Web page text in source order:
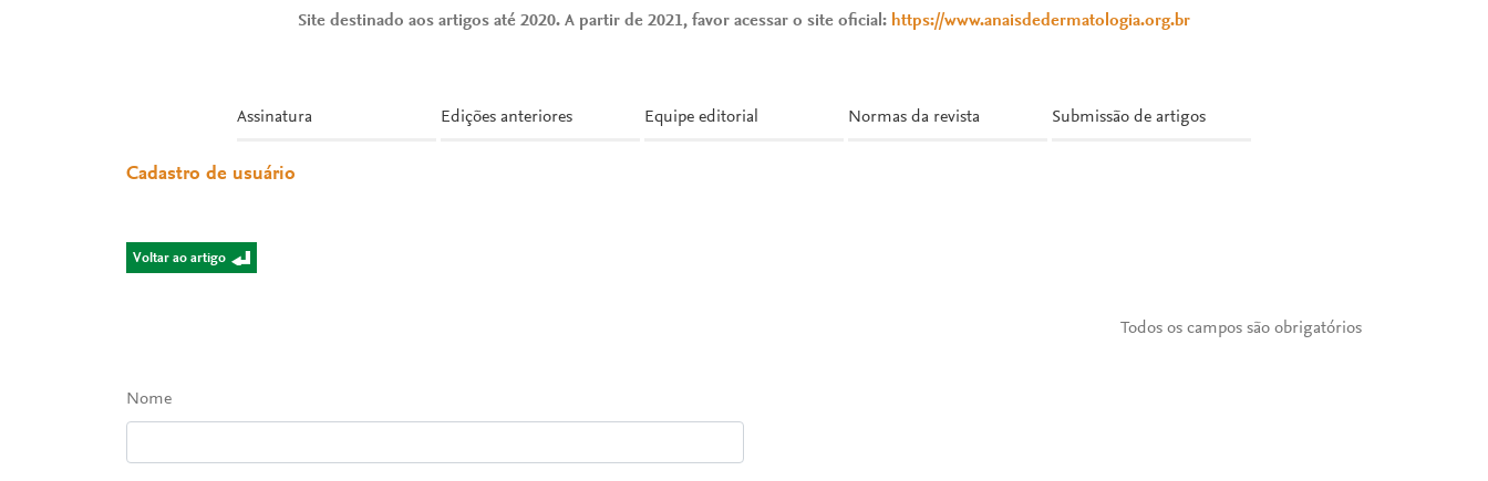
Site destinado aos artigos até 2020. A partir de 2021, favor acessar o site oficial: https://www.anaisdedermatologia.org.br
Assinatura Edições anteriores Equipe editorial Normas da revista Submissão de artigos
Cadastro de usuário
Voltar ao artigo
Todos os campos são obrigatórios
Nome